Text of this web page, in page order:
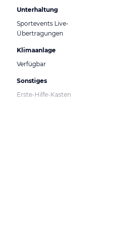
Unterhaltung
Sportevents Live-
Übertragungen
Klimaanlage
Verfügbar
Sonstiges
Erste-Hilfe-Kasten